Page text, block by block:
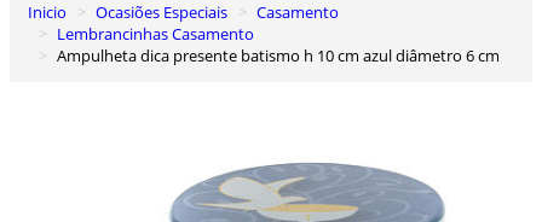
0
Carrinho de Compras
Inicio Ocasiões Especiais
Casamento
Lembrancinhas Casamento
Ampulheta dica presente batismo h 10 cm azul diâmetro 6 cm